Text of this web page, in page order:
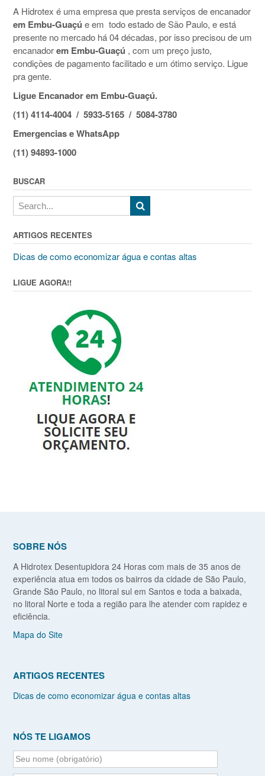
A Hidrotex é uma empresa que presta serviços de encanador
em Embu-Guaçú e em todo estado de São Paulo, e está
presente no mercado há 04 décadas, por isso precisou de um
encanadorem Embu-Guaçú , com um preço justo,
condições de pagamento facilitado e um ótimo serviço. Ligue
pra gente.
Ligue Encanador em Embu-Guaçú.
(11) 4114-4004 / 5933-5165 / 5084-3780
Emergencias e WhatsApp
(11) 94893-1000
BUSCAR
ARTIGOS RECENTES
Dicas de como economizar água e contas altas
LIGUE AGORA!!
SOBRE NÓS
A Hidrotex Desentupidora 24 Horas com mais de 35 anos de
experiência atua em todos os bairros da cidade de São Paulo,
Grande São Paulo, no litoral sul em Santos e toda a baixada,
no litoral Norte e toda a região para lhe atender com rapidez e
eficiência.
Mapa do Site
ARTIGOS RECENTES
Dicas de como economizar água e contas altas
NÓS TE LIGAMOS